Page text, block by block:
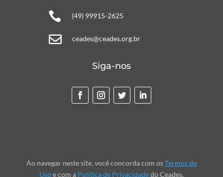
 (49) 99915-2625
 ceades@ceades.org.br
Siga-nos
Ao navegar neste site, você concorda com osTermos de
Usoe com a Política de Privacidadedo Ceades.